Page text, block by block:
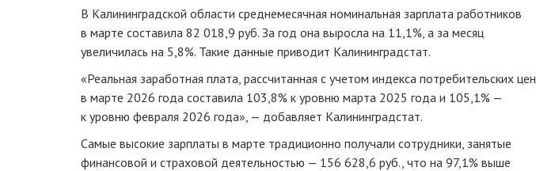
В Калининградской области среднемесячная номинальная зарплата работников
в марте составила 82 018,9 руб. За год она выросла на 11,1%, а за месяц
увеличилась на 5,8%. Такие данные приводит Калининградстат.
«Реальная заработная плата, рассчитанная с учетом индекса потребительских цен,
в марте 2026 года составила 103,8% к уровню марта 2025 года и 105,1% —
к уровню февраля 2026 года», — добавляет Калининградстат.
Самые высокие зарплаты в марте традиционно получали сотрудники, занятые
финансовой и страховой деятельностью — 156 628,6 руб., что на 97,1% выше